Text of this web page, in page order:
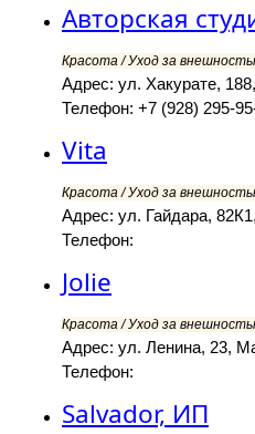
Авторская
Красота / Уход за
Адрес: ул. Хакурате,
Телефон: +7 (928) 295-
Vita
Красота / Уход за
Адрес: ул. Гайдара,
Телефон:
Jolie
Красота / Уход за
Адрес: ул. Ленина, 23,
Телефон:
Salvador, ИП